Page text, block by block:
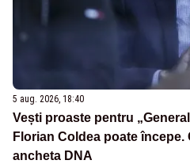
5 aug. 2026, 18:40
Vești proaste pentru
Florian Coldea poate
ancheta DNA